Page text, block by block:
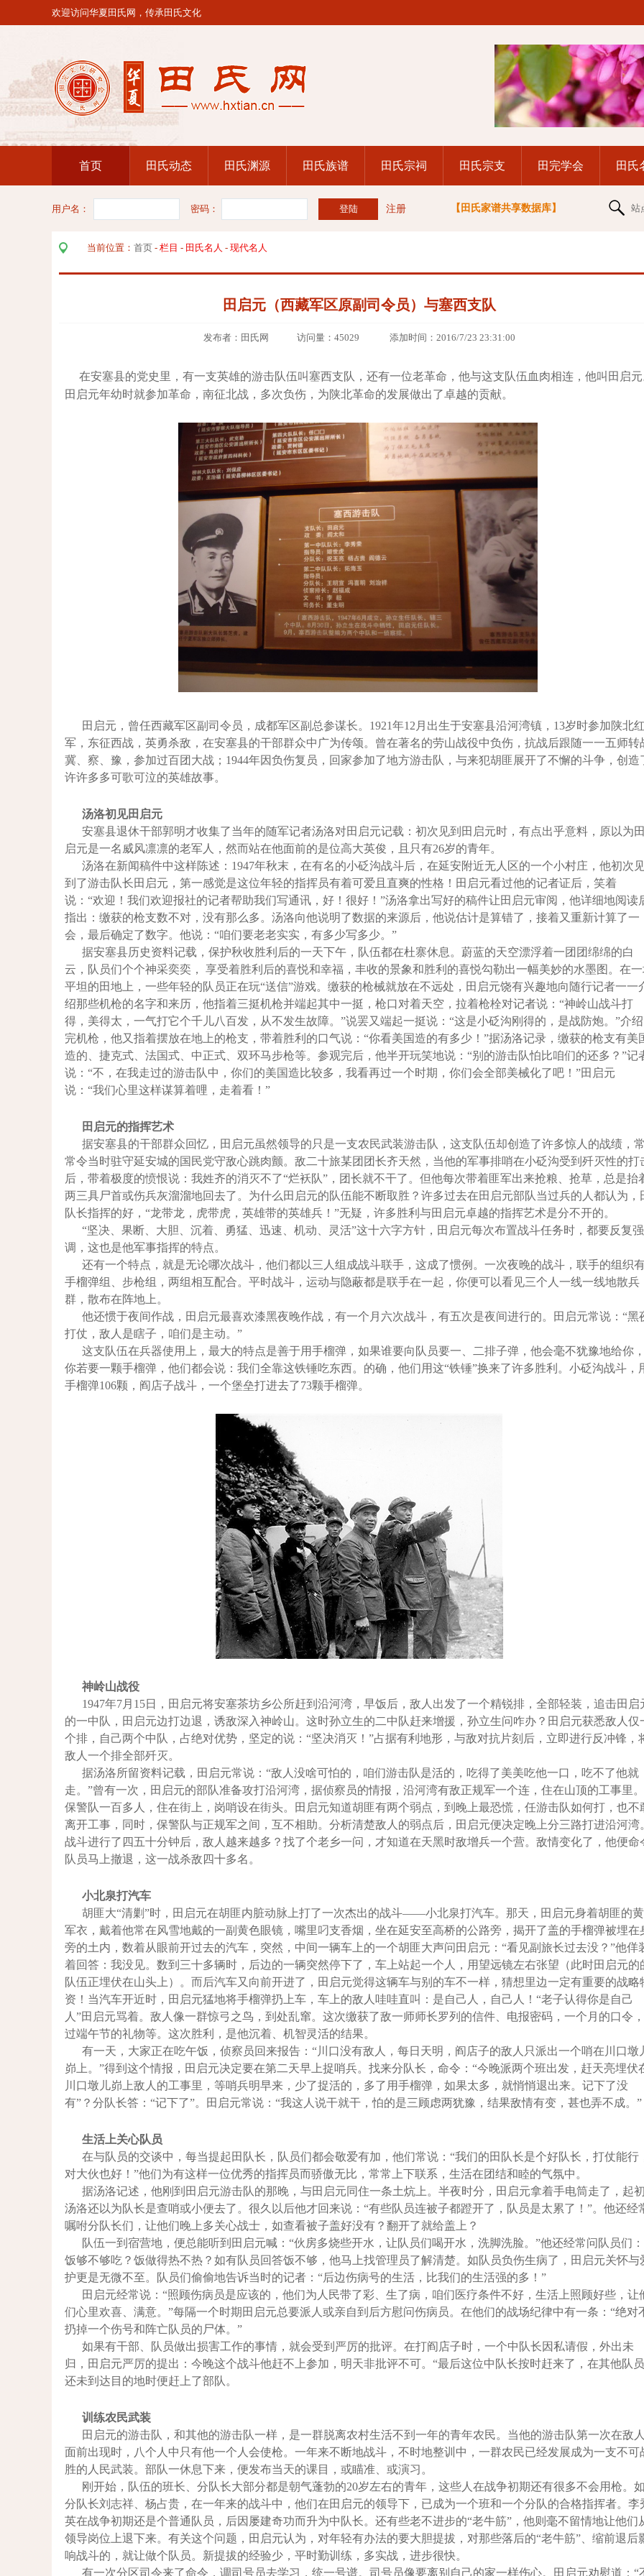
欢迎访问华夏田氏网，传承田氏文化
首页 田氏动态 田氏渊源 田氏族谱 田氏宗祠 田氏宗支 田完学会 田氏
用户名： 密码： 注册 【田氏家谱共享数据库】 站
当前位置： 首页 - 栏目 - 田氏名人 - 现代名人
田启元（西藏军区原副司令员）与塞西支队
发布者：田氏网 访问量：45029 添加时间：2016/7/23 23:31:00
在安塞县的党史里，有一支英雄的游击队伍叫塞西支队，还有一位老革命，他与这支队伍血肉相连，他叫田启元
田启元年幼时就参加革命，南征北战，多次负伤，为陕北革命的发展做出了卓越的贡献。
田启元，曾任西藏军区副司令员，成都军区副总参谋长。1921年12月出生于安塞县沿河湾镇，13岁时参加陕北红
军，东征西战，英勇杀敌，在安塞县的干部群众中广为传颂。曾在著名的劳山战役中负伤，抗战后跟随一一五师转
冀、察、豫，参加过百团大战；1944年因负伤复员，回家参加了地方游击队，与来犯胡匪展开了不懈的斗争，创造
许许多多可歌可泣的英雄故事。
汤洛初见田启元
安塞县退休干部郭明才收集了当年的随军记者汤洛对田启元记载：初次见到田启元时，有点出乎意料，原以为田
启元是一名威风凛凛的老军人，然而站在他面前的是位高大英俊，且只有26岁的青年。
汤洛在新闻稿件中这样陈述：1947年秋末，在有名的小砭沟战斗后，在延安附近无人区的一个小村庄，他初次
到了游击队长田启元，第一感觉是这位年轻的指挥员有着可爱且直爽的性格！田启元看过他的记者证后，笑着
说：“欢迎！我们欢迎报社的记者帮助我们写通讯，好！很好！”汤洛拿出写好的稿件让田启元审阅，他详细地阅读
指出：缴获的枪支数不对，没有那么多。汤洛向他说明了数据的来源后，他说估计是算错了，接着又重新计算了一
会，最后确定了数字。他说：“咱们要老老实实，有多少写多少。”
据安塞县历史资料记载，保护秋收胜利后的一天下午，队伍都在杜寨休息。蔚蓝的天空漂浮着一团团绵绵的白
云，队员们个个神采奕奕， 享受着胜利后的喜悦和幸福，丰收的景象和胜利的喜悦勾勒出一幅美妙的水墨图。在
平坦的田地上，一些年轻的队员正在玩“送信”游戏。缴获的枪械就放在不远处，田启元饶有兴趣地向随行记者一一
绍那些机枪的名字和来历，他指着三挺机枪并端起其中一挺，枪口对着天空，拉着枪栓对记者说：“神岭山战斗打
得，美得太，一气打它个千儿八百发，从不发生故障。”说罢又端起一挺说：“这是小砭沟刚得的，是战防炮。”介绍
完机枪，他又指着摆放在地上的枪支，带着胜利的口气说：“你看美国造的有多少！”据汤洛记录，缴获的枪支有美
造的、捷克式、法国式、中正式、双环马步枪等。参观完后，他半开玩笑地说：“别的游击队怕比咱们的还多？”记
说：“不，在我走过的游击队中，你们的美国造比较多，我看再过一个时期，你们会全部美械化了吧！”田启元
说：“我们心里这样谋算着哩，走着看！”
田启元的指挥艺术
据安塞县的干部群众回忆，田启元虽然领导的只是一支农民武装游击队，这支队伍却创造了许多惊人的战绩，常
常令当时驻守延安城的国民党守敌心跳肉颤。敌二十旅某团团长齐天然，当他的军事排哨在小砭沟受到歼灭性的打
后，带着极度的愤恨说：我姓齐的消灭不了“烂袄队”，团长就不干了。但他每次带着匪军出来抢粮、抢草，总是抬
两三具尸首或伤兵灰溜溜地回去了。为什么田启元的队伍能不断取胜？许多过去在田启元部队当过兵的人都认为，
队长指挥的好，“龙带龙，虎带虎，英雄带的英雄兵！”无疑，许多胜利与田启元卓越的指挥艺术是分不开的。
“坚决、果断、大胆、沉着、勇猛、迅速、机动、灵活”这十六字方针，田启元每次布置战斗任务时，都要反复强
调，这也是他军事指挥的特点。
还有一个特点，就是无论哪次战斗，他们都以三人组成战斗联手，这成了惯例。一次夜晚的战斗，联手的组织
手榴弹组、步枪组，两组相互配合。平时战斗，运动与隐蔽都是联手在一起，你便可以看见三个人一线一线地散兵
群，散布在阵地上。
他还惯于夜间作战，田启元最喜欢漆黑夜晚作战，有一个月六次战斗，有五次是夜间进行的。田启元常说：“黑
打仗，敌人是瞎子，咱们是主动。”
这支队伍在兵器使用上，最大的特点是善于用手榴弹，如果谁要向队员要一、二排子弹，他会毫不犹豫地给你，
你若要一颗手榴弹，他们都会说：我们全靠这铁锤吃东西。的确，他们用这“铁锤”换来了许多胜利。小砭沟战斗，
手榴弹106颗，阎店子战斗，一个堡垒打进去了73颗手榴弹。
神岭山战役
1947年7月15日
，田启元将安塞茶坊乡公所赶到沿河湾，早饭后，敌人出发了一个精锐排，全部轻装，追击田启
的一中队，田启元边打边退，诱敌深入神岭山。这时孙立生的二中队赶来增援，孙立生问咋办？田启元获悉敌人仅
个排，自己两个中队，占绝对优势，坚定的说：“坚决消灭！”占据有利地形，与敌对抗片刻后，立即进行反冲锋，
敌人一个排全部歼灭。
据汤洛所留资料记载，田启元常说：“敌人没啥可怕的，咱们游击队是活的，吃得了美美吃他一口，吃不了他就
走。”曾有一次，田启元的部队准备攻打沿河湾，据侦察员的情报，沿河湾有敌正规军一个连，住在山顶的工事里。
保警队一百多人，住在街上，岗哨设在街头。田启元知道胡匪有两个弱点，到晚上最恐慌，任游击队如何打，也不
离开工事，同时，保警队与正规军之间，互不相助。分析清楚敌人的弱点后，田启元便决定晚上分三路打进沿河湾
战斗进行了四五十分钟后，敌人越来越多？找了个老乡一问，才知道在天黑时敌增兵一个营。敌情变化了，他便命
队员马上撤退，这一战杀敌四十多名。
小北泉打汽车
胡匪大“清剿”时，田启元在胡匪内脏动脉上打了一次杰出的战斗——小北泉打汽车。那天，田启元身着胡匪的黄
军衣，戴着他常在风雪地戴的一副黄色眼镜，嘴里叼支香烟，坐在延安至高桥的公路旁，揭开了盖的手榴弹被埋在
旁的土内，数着从眼前开过去的汽车，突然，中间一辆车上的一个胡匪大声问田启元：“看见副旅长过去没？”他佯
着回答：我没见。数到三十多辆时，后边的一辆突然停下了，车上站起一个人，用望远镜左右张望（此时田启元的
队伍正埋伏在山头上）。而后汽车又向前开进了，田启元觉得这辆车与别的车不一样，猜想里边一定有重要的战略
资！当汽车开近时，田启元猛地将手榴弹扔上车，车上的敌人哇哇直叫：是自己人，自己人！“老子认得你是自己
人”田启元骂着。敌人像一群惊弓之鸟，到处乱窜。这次缴获了敌一师师长罗列的信件、电报密码，一个月的口令，
过端午节的礼物等。这次胜利，是他沉着、机智灵活的结果。
有一天，大家正在吃午饭，侦察员回来报告：“川口没有敌人，每日天明，阎店子的敌人只派出一个哨在川口墩
峁上。”得到这个情报，田启元决定要在第二天早上捉哨兵。找来分队长，命令：“今晚派两个班出发，赶天亮埋伏
川口墩儿峁上敌人的工事里，等哨兵明早来，少了捉活的，多了用手榴弹，如果太多，就悄悄退出来。记下了没
有”？分队长答：“记下了”。田启元常说：“我这人说干就干，怕的是三顾虑两犹豫，结果敌情有变，甚也弄不成。”
生活上关心队员
在与队员的交谈中，每当提起田队长，队员们都会敬爱有加，他们常说：“我们的田队长是个好队长，打仗能行
对大伙也好！”他们为有这样一位优秀的指挥员而骄傲无比，常常上下联系，生活在团结和睦的气氛中。
据汤洛记述，他刚到田启元游击队的那晚，与田启元同住一条土炕上。半夜时分，田启元拿着手电筒走了，起初
汤洛还以为队长是查哨或小便去了。很久以后他才回来说：“有些队员连被子都蹬开了，队员是太累了！”。他还经
嘱咐分队长们，让他们晚上多关心战士，如查看被子盖好没有？翻开了就给盖上？
队伍一到宿营地，便总能听到田启元喊：“伙房多烧些开水，让队员们喝开水，洗脚洗脸。”他还经常问队员们：
饭够不够吃？饭做得热不热？如有队员回答饭不够，他马上找管理员了解清楚。如队员负伤生病了，田启元关怀与
护更是无微不至。队员们偷偷地告诉当时的记者：“后边伤病号的生活，比我们的生活强的多！”
田启元经常说：“照顾伤病员是应该的，他们为人民带了彩、生了病，咱们医疗条件不好，生活上照顾好些，让
们心里欢喜、满意。”每隔一个时期田启元总要派人或亲自到后方慰问伤病员。在他们的战场纪律中有一条：“绝对
扔掉一个伤号和阵亡队员的尸体。”
如果有干部、队员做出损害工作的事情，就会受到严厉的批评。在打阎店子时，一个中队长因私请假，外出未
归，田启元严厉的提出：今晚这个战斗他赶不上参加，明天非批评不可。“最后这位中队长按时赶来了，在其他队员
还未到达目的地时便赶上了部队。
训练农民武装
田启元的游击队，和其他的游击队一样，是一群脱离农村生活不到一年的青年农民。当他的游击队第一次在敌人
面前出现时，八个人中只有他一个人会使枪。一年来不断地战斗，不时地整训中，一群农民已经发展成为一支不可
胜的人民武装。部队一休息下来，便发布当天的课目，或瞄准、或演习。
刚开始，队伍的班长、分队长大部分都是朝气蓬勃的20岁左右的青年，这些人在战争初期还有很多不会用枪。如
分队长刘志祥、杨占贵，在一年来的战斗中，他们在田启元的领导下，已成为一个班和一个分队的合格指挥者。李
英在战争初期还是个普通队员，后因屡建奇功而升为中队长。还有些老不进步的“老牛筋”，他则毫不留情地让他们
领导岗位上退下来。有关这个问题，田启元认为，对年轻有办法的要大胆提拔，对那些落后的“老牛筋”、缩前退后
响战斗的，就让做个队员。新提拔的经验少，平时勤训练，多实战，进步很快。
有一次分区司令来了命令，调司号员去学习，统一号谱。司号员像要离别自己的家一样伤心。田启元劝慰道：“